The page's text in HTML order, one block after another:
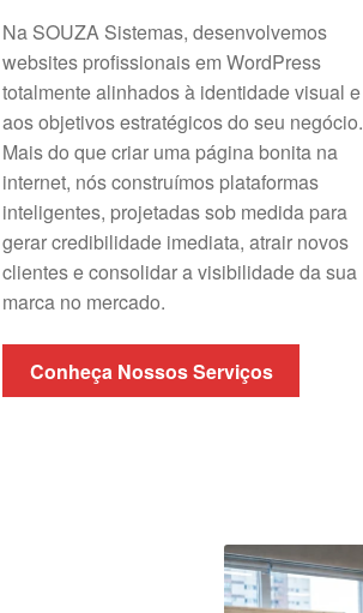
Na SOUZA Sistemas, desenvolvemos
websites profissionais em WordPress
totalmente alinhados à identidade visual e
aos objetivos estratégicos do seu negócio.
Mais do que criar uma página bonita na
internet, nós construímos plataformas
inteligentes, projetadas sob medida para
gerar credibilidade imediata, atrair novos
clientes e consolidar a visibilidade da sua
marca no mercado.
Conheça Nossos Serviços